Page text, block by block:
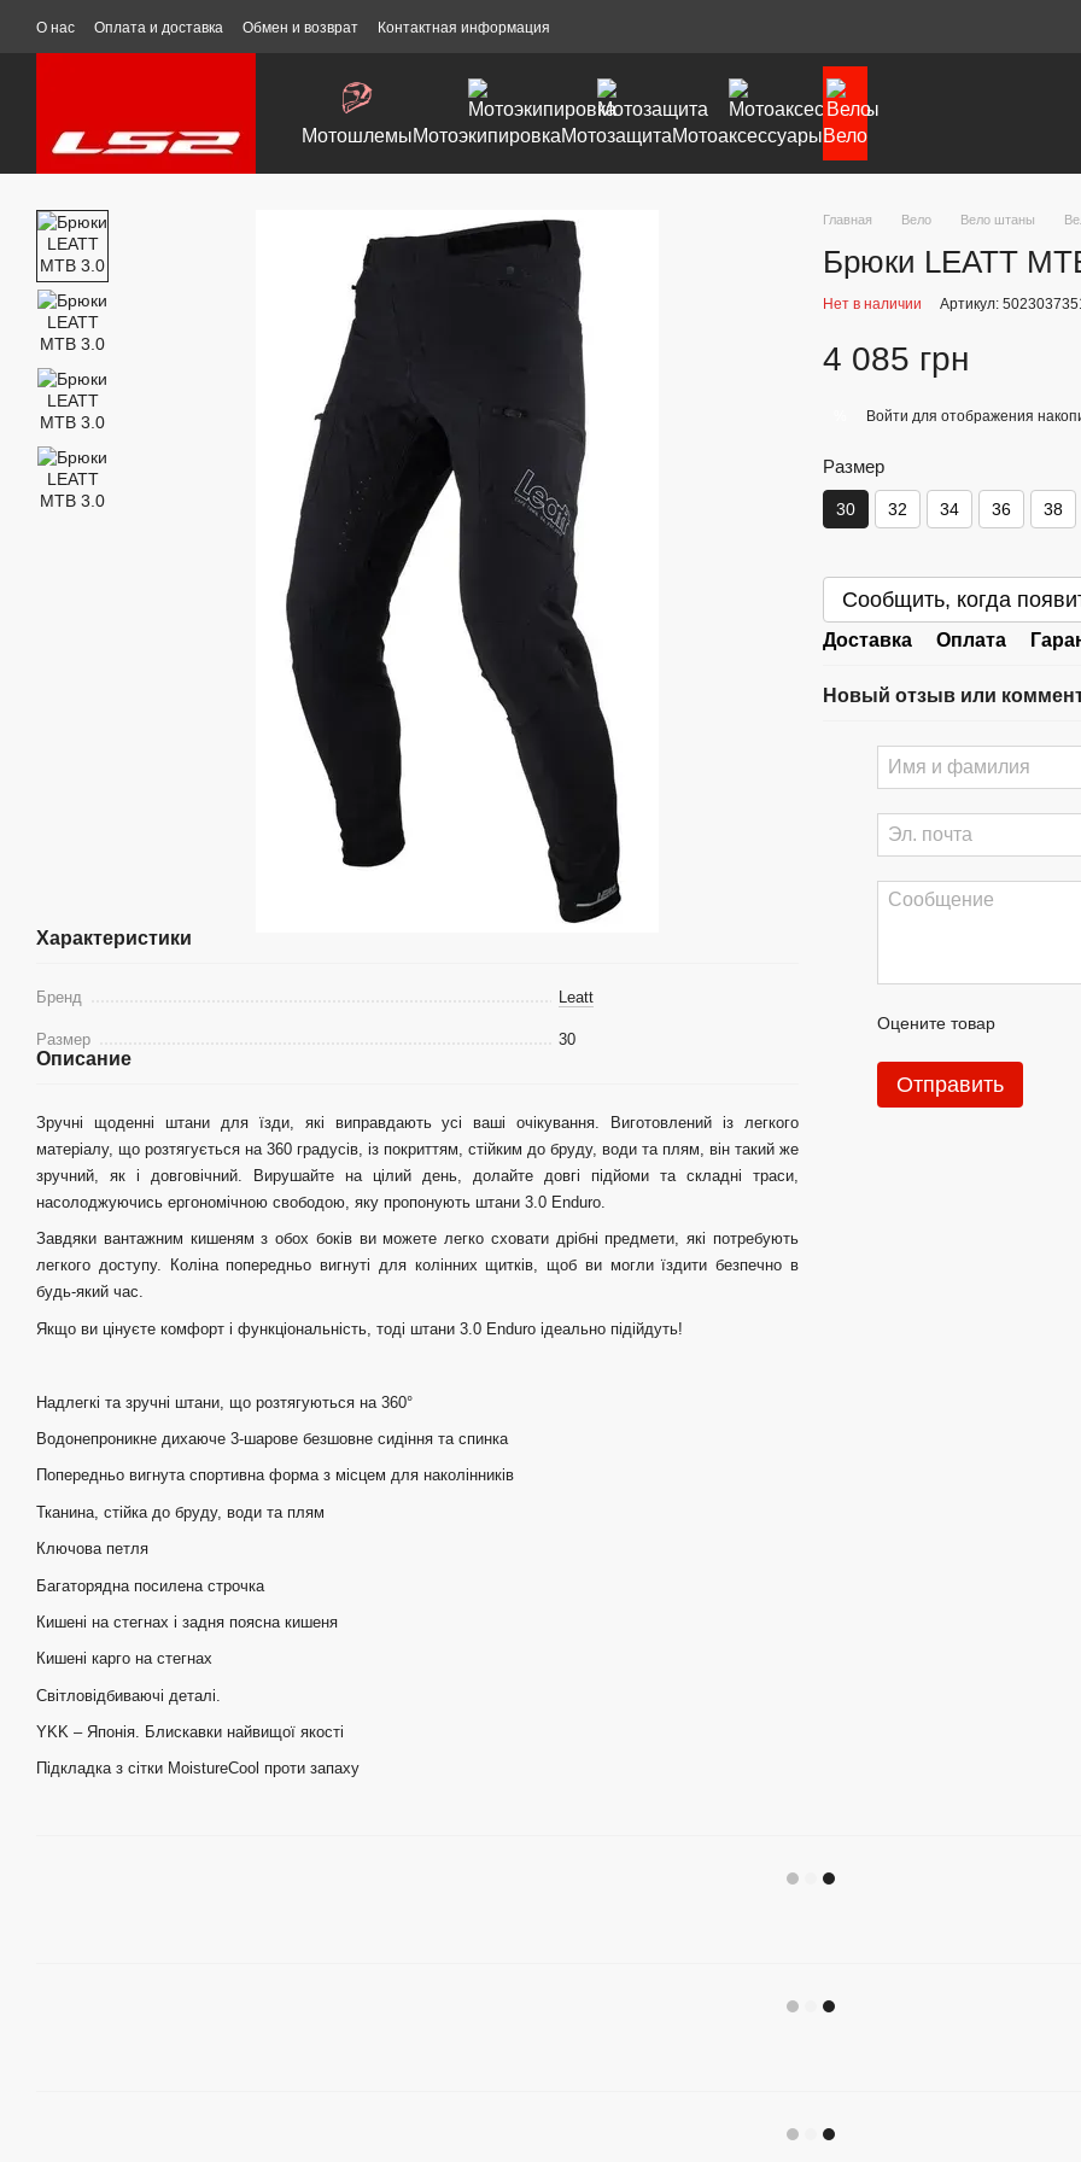
Перейти к основному контенту
О нас Оплата и доставка Обмен и возврат Контактная информация
МотошлемыМотоэкипировкаМотозащитаМотоаксессуарыВело
Характеристики
Бренд Leatt
Размер 30
Описание
Зручні щоденні штани для їзди, які виправдають усі ваші очікування. Виготовлений із легкого
матеріалу, що розтягується на 360 градусів, із покриттям, стійким до бруду, води та плям, він такий же
зручний, як і довговічний. Вирушайте на цілий день, долайте довгі підйоми та складні траси,
насолоджуючись ергономічною свободою, яку пропонують штани 3.0 Enduro.
Завдяки вантажним кишеням з обох боків ви можете легко сховати дрібні предмети, які потребують
легкого доступу. Коліна попередньо вигнуті для колінних щитків, щоб ви могли їздити безпечно в
будь-який час.
Якщо ви цінуєте комфорт і функціональність, тоді штани 3.0 Enduro ідеально підійдуть!
Надлегкі та зручні штани, що розтягуються на 360°
Водонепроникне дихаюче 3-шарове безшовне сидіння та спинка
Попередньо вигнута спортивна форма з місцем для наколінників
Тканина, стійка до бруду, води та плям
Ключова петля
Багаторядна посилена строчка
Кишені на стегнах і задня поясна кишеня
Кишені карго на стегнах
Світловідбиваючі деталі.
YKK – Японія. Блискавки найвищої якості
Підкладка з сітки MoistureCool проти запаху
Главная Вело Вело штаны
Брюки LEATT
Нет в наличии Артикул:
4 085 грн
Войти для отображения
Размер
30 32 34 36 38
Сообщить, когда
Доставка Оплата
Новый отзыв или
Оцените товар
Отправить